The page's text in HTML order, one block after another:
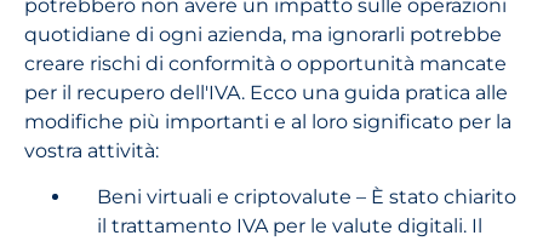
potrebbero non avere un impatto sulle operazioni
quotidiane di ogni azienda, ma ignorarli potrebbe
creare rischi di conformità o opportunità mancate
per il recupero dell'IVA. Ecco una guida pratica alle
modifiche più importanti e al loro significato per la
vostra attività:
Beni virtuali e criptovalute – È stato chiarito
il trattamento IVA per le valute digitali. Il